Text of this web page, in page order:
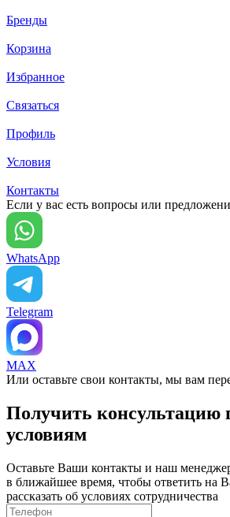
Бренды
Корзина
Избранное
Связаться
Профиль
Условия
Контакты
Если у вас есть вопросы или
WhatsApp
Telegram
MAX
Или оставьте свои контакты, мы вам
Получить консультацию
условиям
Оставьте Ваши контакты и наш
в ближайшее время, чтобы ответить на
рассказать об условиях сотрудничества